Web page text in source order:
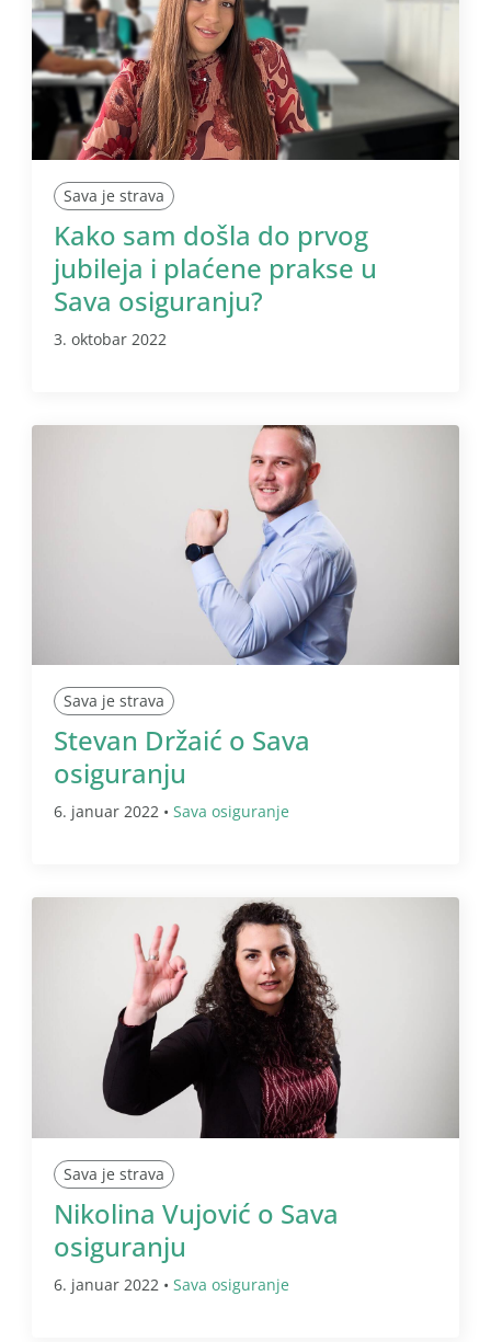
Sava je strava
Kako sam došla do prvog
jubileja i plaćene prakse u
Sava osiguranju?
3. oktobar 2022
Sava je strava
Stevan Držaić o Sava
osiguranju
6. januar 2022 • Sava osiguranje
Sava je strava
Nikolina Vujović o Sava
osiguranju
6. januar 2022 • Sava osiguranje